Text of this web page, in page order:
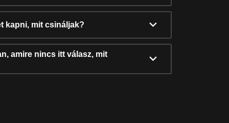
kapni, mit csináljak?
amire nincs itt válasz, mit